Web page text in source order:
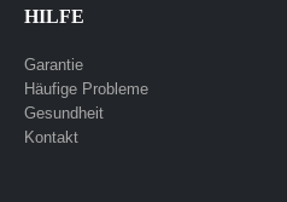
HILFE
Garantie
Häufige Probleme
Gesundheit
Kontakt